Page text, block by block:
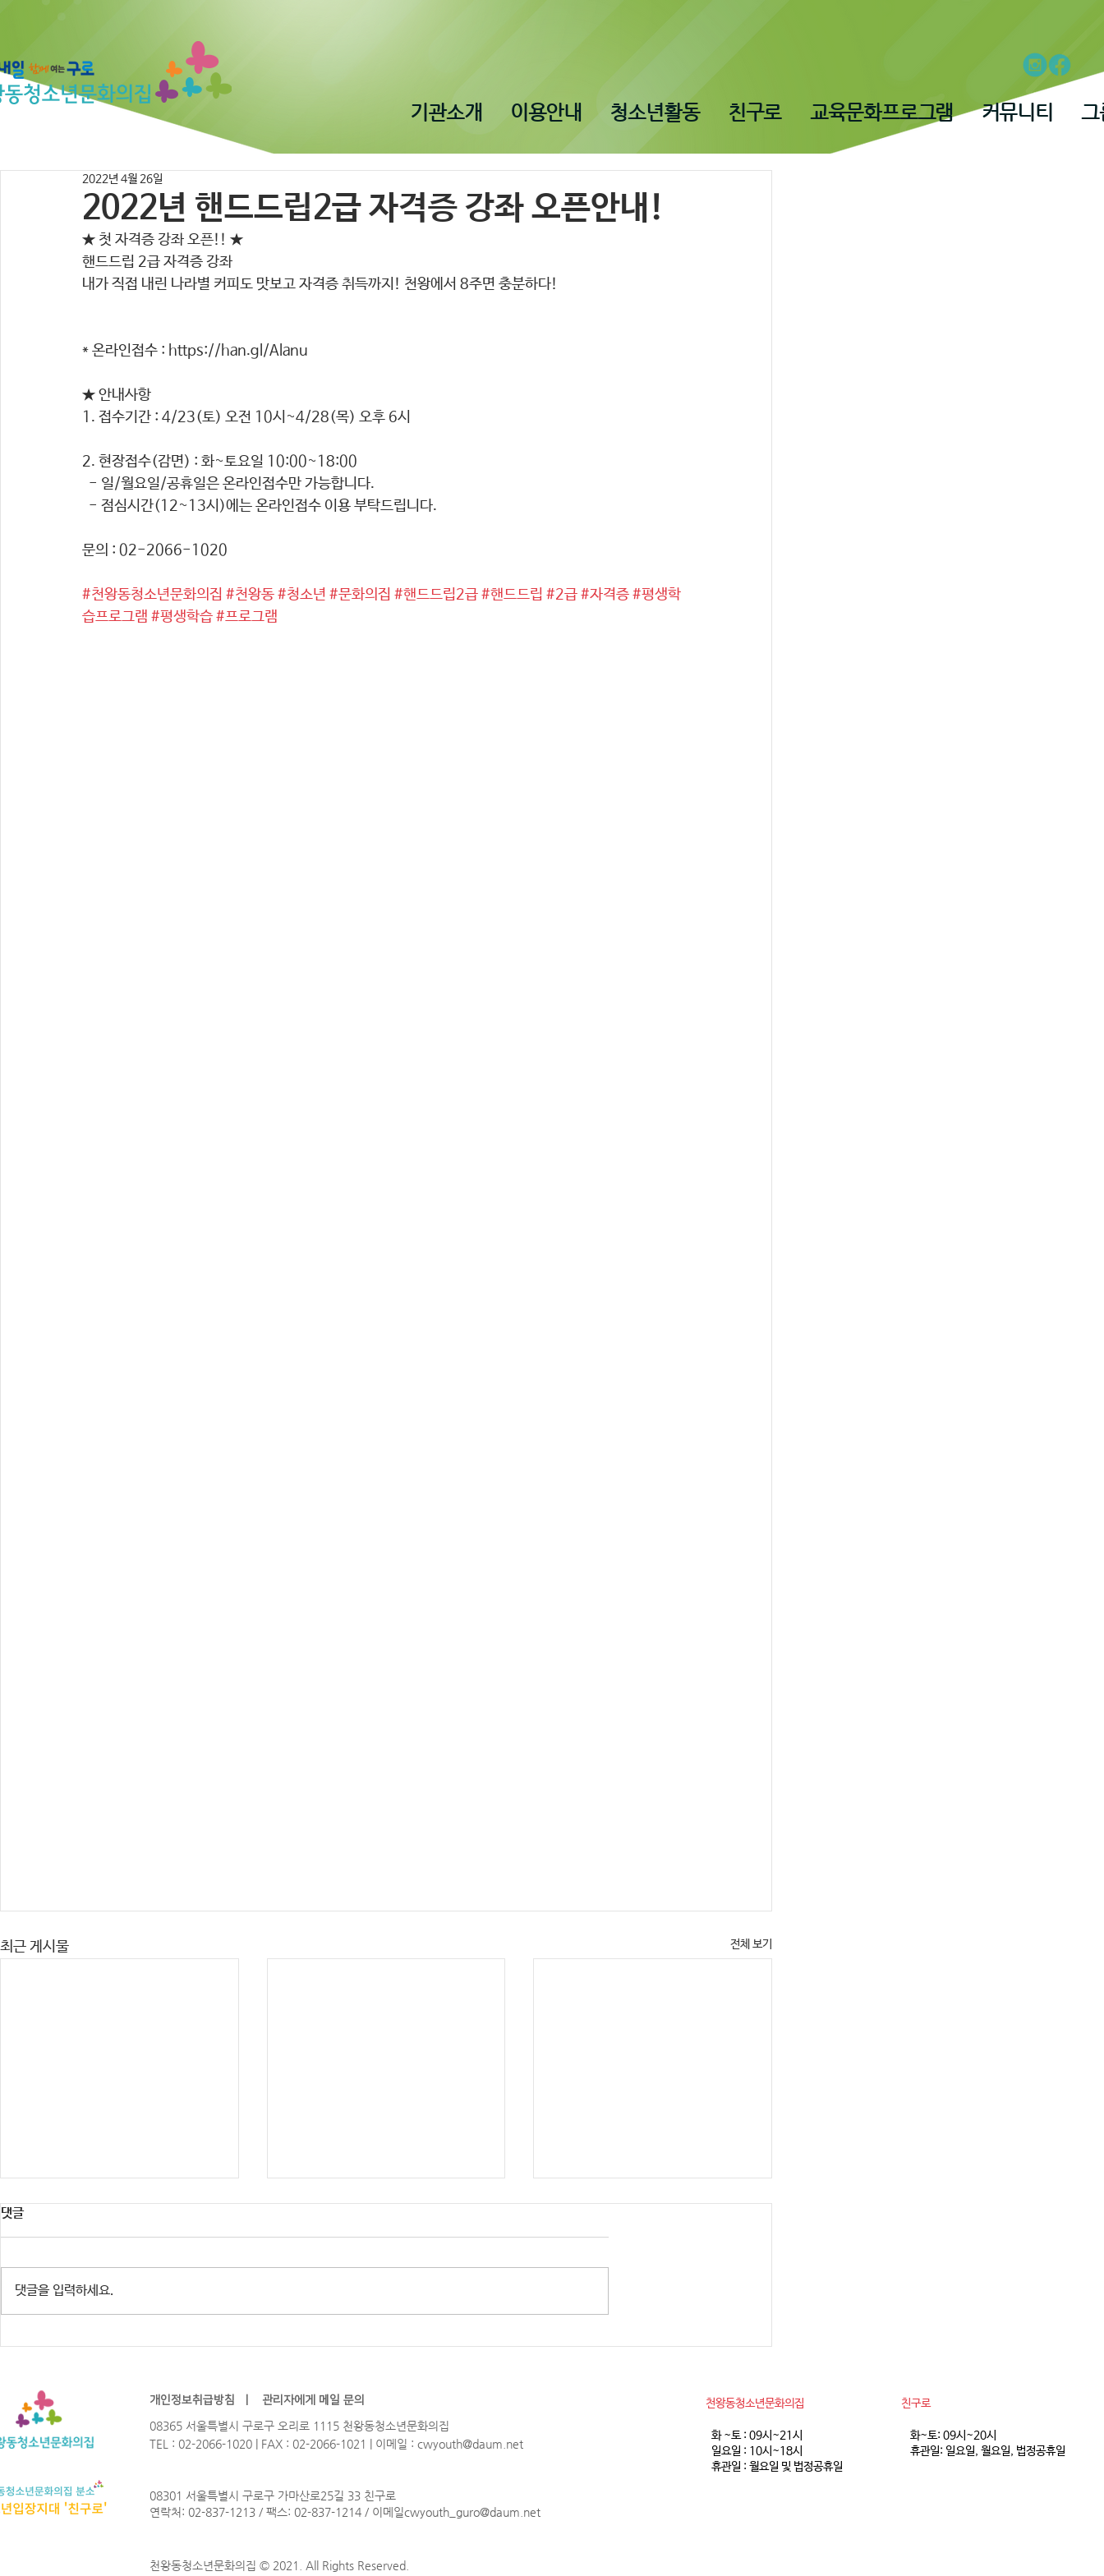
기관소개 이용안내 청소년활동 친구로 교육문화프로그램 커뮤니티 그
2022년 핸드드립2급 자격증 강좌 오픈안내!
2022년 4월 26일
★ 첫 자격증 강좌 오픈!! ★
핸드드립 2급 자격증 강좌
내가 직접 내린 나라별 커피도 맛보고 자격증 취득까지! 천왕에서 8주면 충분하다!
* 온라인접수 : https://han.gl/Alanu
★ 안내사항
1. 접수기간 : 4/23(토) 오전 10시~4/28(목) 오후 6시
2. 현장접수(감면) : 화~토요일 10:00~18:00
  - 일/월요일/공휴일은 온라인접수만 가능합니다.
  - 점심시간(12~13시)에는 온라인접수 이용 부탁드립니다.
문의 : 02-2066-1020
#천왕동청소년문화의집 #천왕동 #청소년 #문화의집 #핸드드립2급 #핸드드립 #2급 #자격증 #평생학
습프로그램 #평생학습 #프로그램
최근 게시물 전체 보기
댓글
댓글을 입력하세요.
개인정보취급방침
관리자에게 메일 문의
08365 서울특별시 구로구 오리로 1115 천왕동청소년문화의집
TEL : 02-2066-1020 | FAX : 02-2066-1021 | 이메일 : cwyouth@daum.net
08301 서울특별시 구로구 가마산로25길 33 친구로
연락처: 02-837-1213 / 팩스: 02-837-1214 / 이메일cwyouth_guro@daum.net
천왕동청소년문화의집 © 2021. All Rights Reserved.
​천왕동청소년문화의집
화 ~토 : 09시~21시
일요일 : 10시~18시
휴관일 : 월요일 및 법정공휴일
친구로
화~토: 09시~20시
휴관일: 일요일, 월요일, 법정공휴일